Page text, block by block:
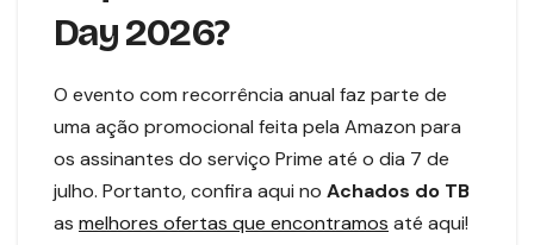
Day 2026?
O evento com recorrência anual faz parte de
uma ação promocional feita pela Amazon para
os assinantes do serviço Prime até o dia 7 de
julho. Portanto, confira aqui no Achados do TB
as melhores ofertas que encontramos até aqui!